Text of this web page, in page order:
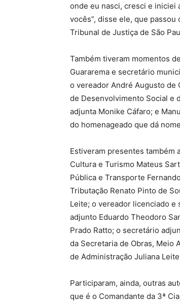
onde eu nasci, cresci e iniciei
vocês”, disse ele, que
Tribunal de Justiça de São
Também tiveram momentos
Guararema e secretário
o vereador André Augusto de
de Desenvolvimento Social e
adjunta Monike Cáfaro; e
do homenageado que dá
Estiveram presentes também
Cultura e Turismo Mateus
Pública e Transporte
Tributação Renato Pinto de
Leite; o vereador licenciado e
adjunto Eduardo Theodoro
Prado Ratto; o secretário
da Secretaria de Obras, Meio
de Administração Juliana
Participaram, ainda, outras
que é o Comandante da 3ª